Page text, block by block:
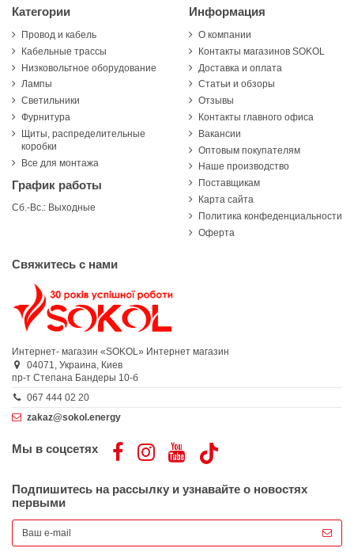
Категории
Провод и кабель
Кабельные трассы
Низковольтное оборудование
Лампы
Светильники
Фурнитура
Щиты, распределительные
коробки
Все для монтажа
График работы
Сб.-Вс.: Выходные
Информация
О компании
Контакты магазинов SOKOL
Доставка и оплата
Статьи и обзоры
Отзывы
Контакты главного офиса
Вакансии
Оптовым покупателям
Наше производство
Поставщикам
Карта сайта
Политика конфеденциальности
Оферта
Свяжитесь с нами
Интернет- магазин «SOKOL» Интернет магазин
04071, Украина, Киев
пр-т Степана Бандеры 10-б
067 444 02 20
zakaz@sokol.energy
Мы в соцсетях
Подпишитесь на рассылку и узнавайте о новостях
первыми